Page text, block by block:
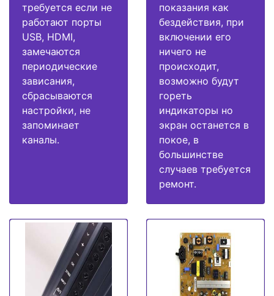
требуется если не
работают порты
USB, HDMI,
замечаются
периодические
зависания,
сбрасываются
настройки, не
запоминает
каналы.
показания как
бездействия, при
включении его
ничего не
происходит,
возможно будут
гореть
индикаторы но
экран останется в
покое, в
большинстве
случаев требуется
ремонт.